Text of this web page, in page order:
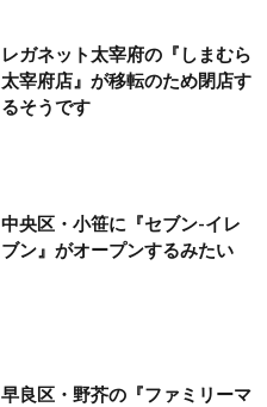
レガネット太宰府の『しまむら
太宰府店』が移転のため閉店す
るそうです
中央区・小笹に『セブン-イレ
ブン』がオープンするみたい
早良区・野芥の『ファミリーマ